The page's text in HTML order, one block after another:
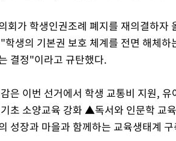
회가 학생인권조례 폐지를 재의결하자
학생의 기본권 보호 체계를 전면 해체
결정"이라고 규탄했다.
은 이번 선거에서 학생 교통비 지원,
초 소양교육 강화 ▲독서와 인문학
성장과 마을과 함께하는 교육생태계